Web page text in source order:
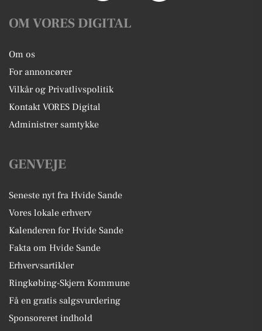
OM VORES DIGITAL
Om os
For annoncører
Vilkår og Privatlivspolitik
Kontakt VORES Digital
Administrer samtykke
GENVEJE
Seneste nyt fra Hvide Sande
Vores lokale erhverv
Kalenderen for Hvide Sande
Fakta om Hvide Sande
Erhvervsartikler
Ringkøbing-Skjern Kommune
Få en gratis salgsvurdering
Sponsoreret indhold